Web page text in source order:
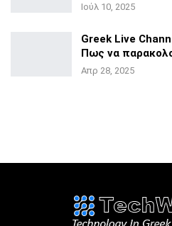
Ιούλ 10, 2025
Greek Live
Πως να
Απρ 28, 2025